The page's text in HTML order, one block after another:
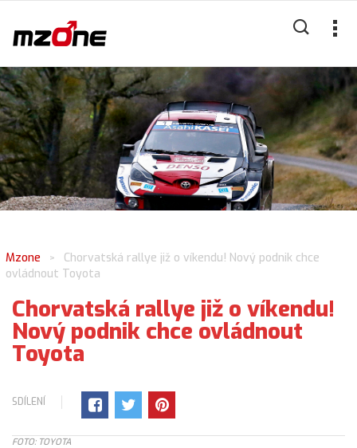
Mzone >
Chorvatská rallye již o víkendu! Nový podnik chce
ovládnout Toyota
Chorvatská rallye již o víkendu!
Nový podnik chce ovládnout
Toyota
SDÍLENÍ
FOTO: TOYOTA